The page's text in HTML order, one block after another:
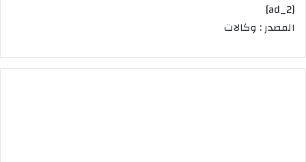
[ad_2]
المصدر : وكالات